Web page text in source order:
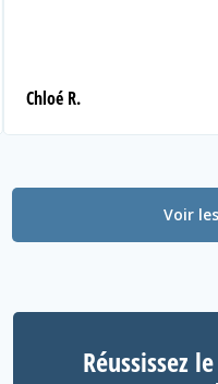
Voir
Réussissez